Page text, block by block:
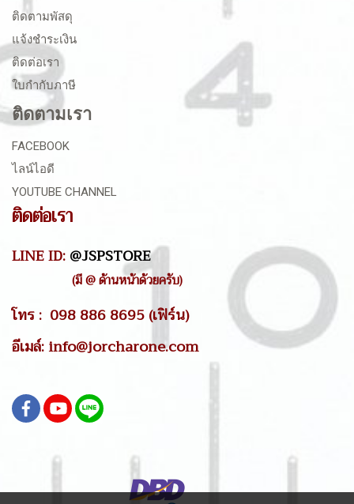
ติดตามพัสดุ
แจ้งชำระเงิน
ติดต่อเรา
ใบกำกับภาษี
ติดตามเรา
FACEBOOK
ไลน์ไอดี
YOUTUBE CHANNEL
ติดต่อเรา
LINE ID:@JSPSTORE
(มี @ ด้านหน้าด้วยครับ)
โทร : 098 886 8695 (เฟิร์น)
อีเมล์: info@jorcharone.com